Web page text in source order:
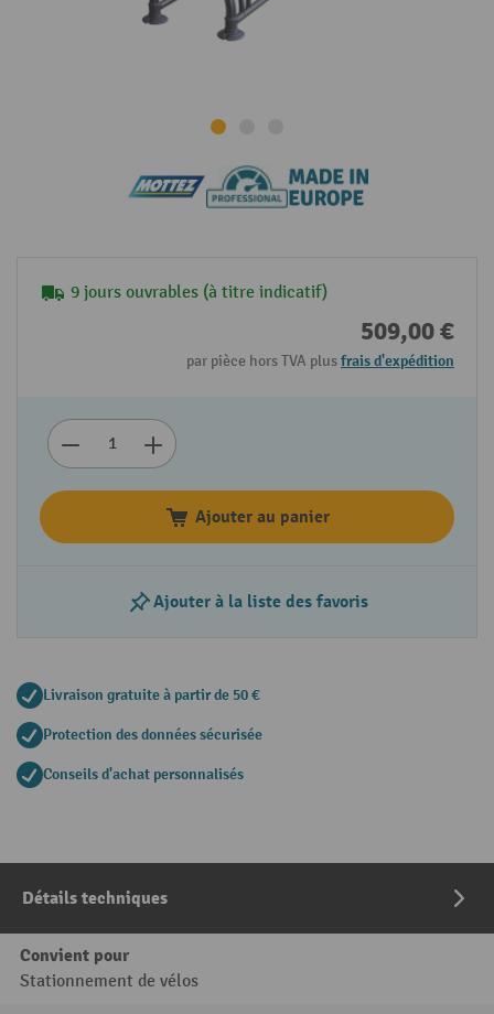
9 jours ouvrables (à titre indicatif)
509,00 €
par pièce hors TVA plusfrais d'expédition
Ajouter au panier
Ajouter à la liste des favoris
Livraison gratuite à partir de 50 €
Protection des données sécurisée
Conseils d'achat personnalisés
Détails techniques
Convient pour
Stationnement de vélos